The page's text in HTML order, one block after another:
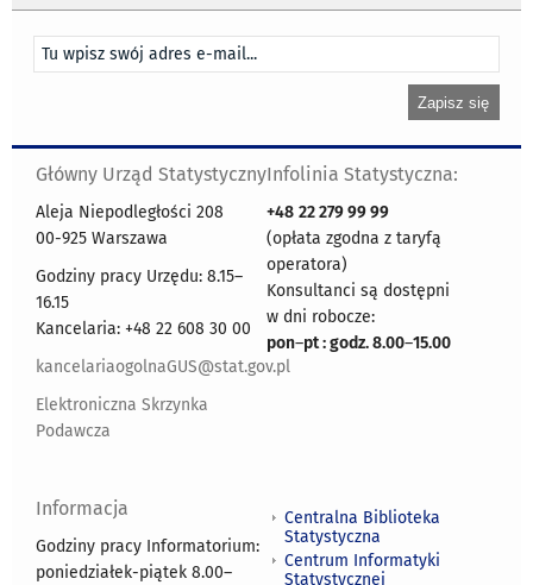
Główny Urząd Statystyczny
Aleja Niepodległości 208
00-925 Warszawa
Godziny pracy Urzędu: 8.15–
16.15
Kancelaria: +48 22 608 30 00
kancelariaogolnaGUS@stat.gov.pl
Elektroniczna Skrzynka
Podawcza
Infolinia Statystyczna:
+48 22 279 99 99
(opłata zgodna z taryfą
operatora)
Konsultanci są dostępni
w dni robocze:
pon–pt : godz. 8.00–15.00
Informacja
Godziny pracy Informatorium:
poniedziałek-piątek 8.00–
Centralna Biblioteka
Statystyczna
Centrum Informatyki
Statystycznej